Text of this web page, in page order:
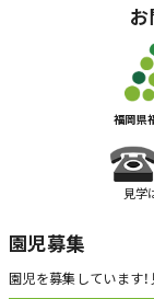
福岡県
見学
園児募集
園児を募集しています！